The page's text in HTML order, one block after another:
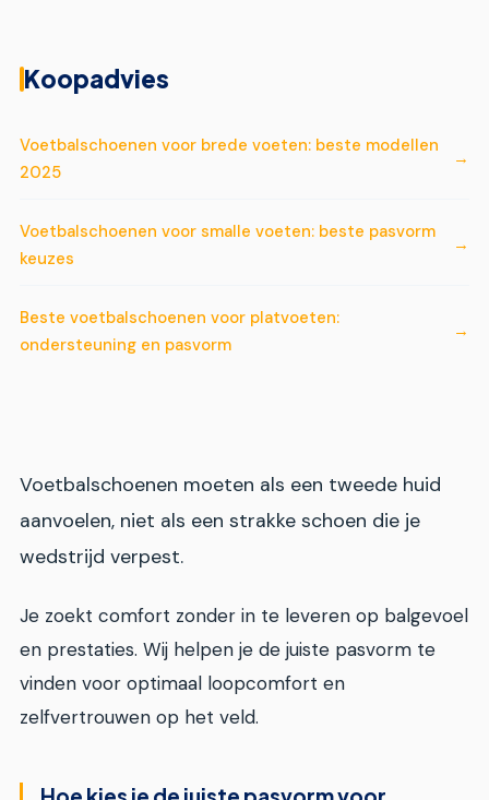
Koopadvies
Voetbalschoenen voor brede voeten: beste modellen
2025
Voetbalschoenen voor smalle voeten: beste pasvorm
keuzes
Beste voetbalschoenen voor platvoeten:
ondersteuning en pasvorm
Voetbalschoenen moeten als een tweede huid
aanvoelen, niet als een strakke schoen die je
wedstrijd verpest.
Je zoekt comfort zonder in te leveren op balgevoel
en prestaties. Wij helpen je de juiste pasvorm te
vinden voor optimaal loopcomfort en
zelfvertrouwen op het veld.